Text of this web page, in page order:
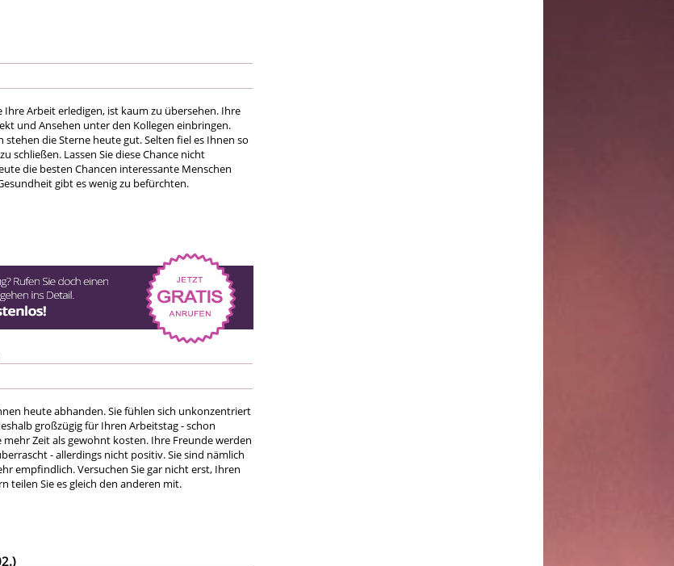
Ihre Arbeit erledigen, ist kaum zu übersehen. Ihre
und Ansehen unter den Kollegen einbringen.
die Sterne heute gut. Selten fiel es Ihnen so
schließen. Lassen Sie diese Chance nicht
die besten Chancen interessante Menschen
gibt es wenig zu befürchten.
heute abhanden. Sie fühlen sich unkonzentriert
großzügig für Ihren Arbeitstag - schon
Zeit als gewohnt kosten. Ihre Freunde werden
- allerdings nicht positiv. Sie sind nämlich
empfindlich. Versuchen Sie gar nicht erst, Ihren
teilen Sie es gleich den anderen mit.